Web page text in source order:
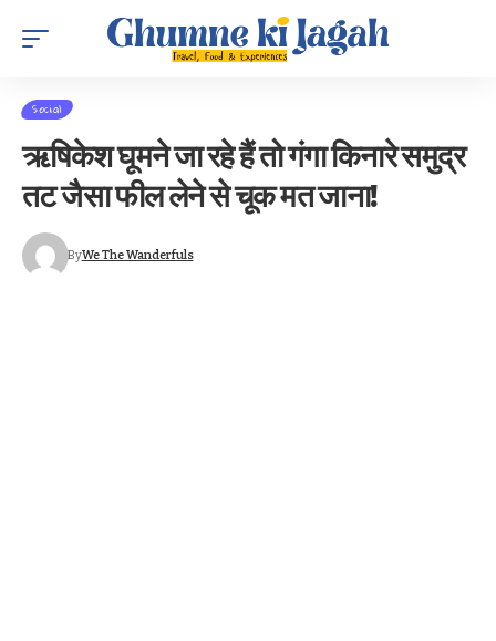
Social
ऋषिकेश घूमने जा रहे हैं तो गंगा किनारे समुद्र
तट जैसा फील लेने से चूक मत जाना!
ByWe The Wanderfuls